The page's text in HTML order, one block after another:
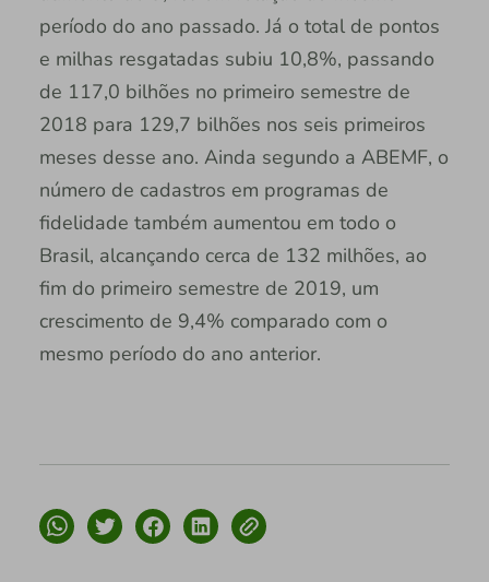
período do ano passado. Já o total de pontos
e milhas resgatadas subiu 10,8%, passando
de 117,0 bilhões no primeiro semestre de
2018 para 129,7 bilhões nos seis primeiros
meses desse ano. Ainda segundo a ABEMF, o
número de cadastros em programas de
fidelidade também aumentou em todo o
Brasil, alcançando cerca de 132 milhões, ao
fim do primeiro semestre de 2019, um
crescimento de 9,4% comparado com o
mesmo período do ano anterior.